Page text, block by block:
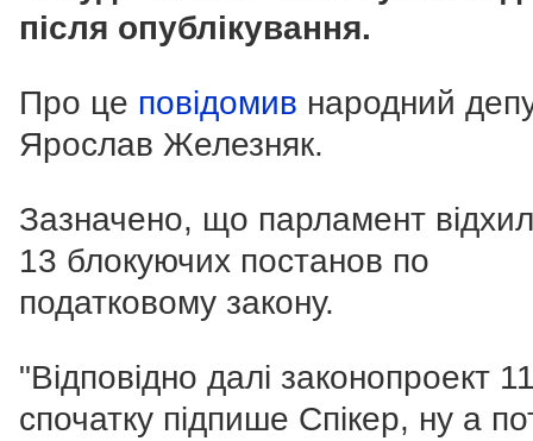
після опублікування.
Про це повідомив народний
Ярослав Железняк.
Зазначено, що парламент
13 блокуючих постанов по
податковому закону.
"Відповідно далі законопроект
спочатку підпише Спікер, ну а